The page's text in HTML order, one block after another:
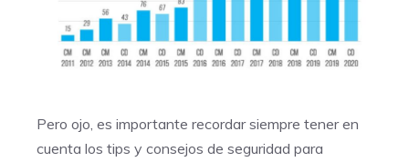
Pero ojo, es importante recordar siempre tener en
cuenta los tips y consejos de seguridad para